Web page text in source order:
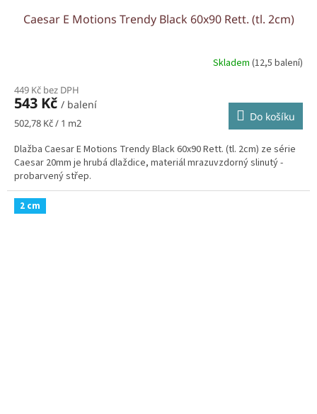
Caesar E Motions Trendy Black 60x90 Rett. (tl. 2cm)
Skladem (12,5 balení)
449 Kč bez DPH
543 Kč / balení
Měrná
502,78 Kč / 1 m2 Do košíku
Dlažba Caesar E Motions Trendy Black 60x90 Rett. (tl. 2cm) ze série
Caesar 20mm je hrubá dlaždice, materiál mrazuvzdorný slinutý -
probarvený střep.
2 cm